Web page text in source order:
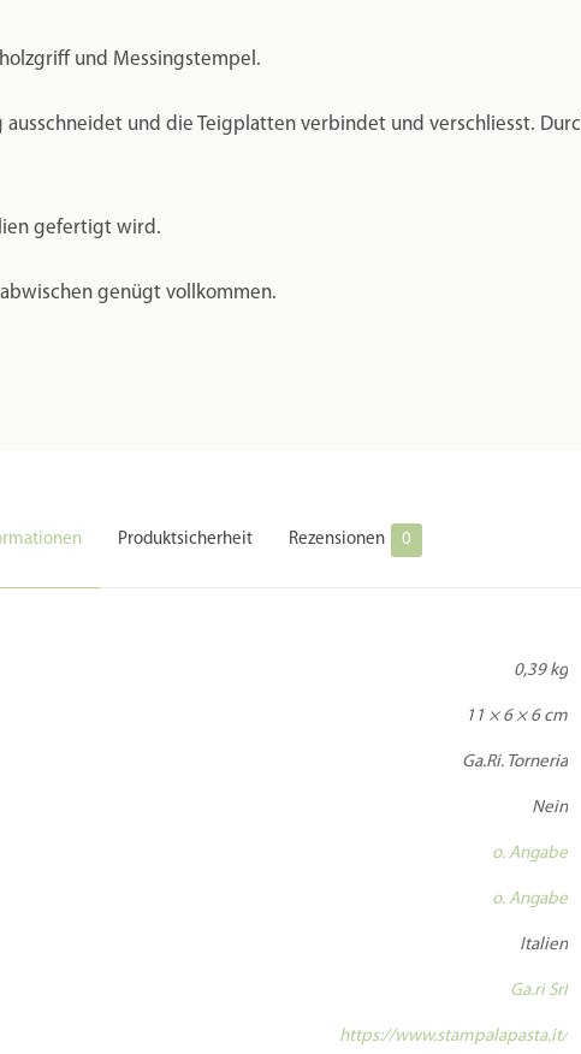
und Messingstempel.
und die Teigplatten verbindet und verschliesst.
gefertigt wird.
genügt vollkommen.
Produktsicherheit Rezensionen 0
0,39 kg
11 × 6 × 6 cm
Ga.Ri. Torneria
Nein
o. Angabe
o. Angabe
Italien
Ga.ri Srl
https://www.stampalapasta.it/